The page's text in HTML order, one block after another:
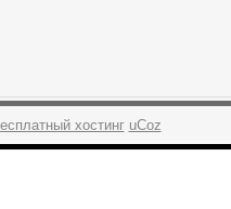
хостинг uCoz